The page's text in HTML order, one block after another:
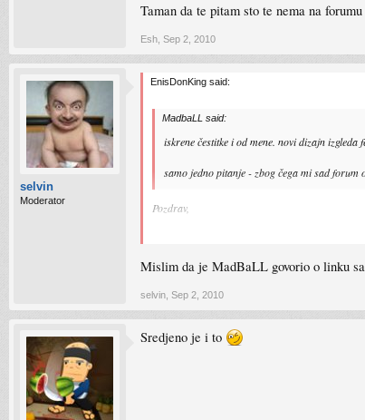
Taman da te pitam sto te nema na forumu
Esh Sep 2, 2010
selvin
Moderator
EnisDonKing said:
MadbaLL said:
iskrene čestitke i od mene. novi dizajn izgleda
samo jedno pitanje - zbog čega mi sad
Pozdrav,
To je "feature" phpbb3 foruma, ali smo
Mislim da je MadBaLL govorio o linku
selvin Sep 2, 2010
Sredjeno je i to